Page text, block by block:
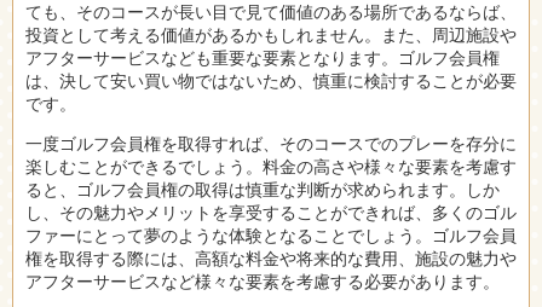
ても、そのコースが長い目で見て価値のある場所であるならば、
投資として考える価値があるかもしれません。また、周辺施設や
アフターサービスなども重要な要素となります。ゴルフ会員権
は、決して安い買い物ではないため、慎重に検討することが必要
です。
一度ゴルフ会員権を取得すれば、そのコースでのプレーを存分に
楽しむことができるでしょう。料金の高さや様々な要素を考慮す
ると、ゴルフ会員権の取得は慎重な判断が求められます。しか
し、その魅力やメリットを享受することができれば、多くのゴル
ファーにとって夢のような体験となることでしょう。ゴルフ会員
権を取得する際には、高額な料金や将来的な費用、施設の魅力や
アフターサービスなど様々な要素を考慮する必要があります。